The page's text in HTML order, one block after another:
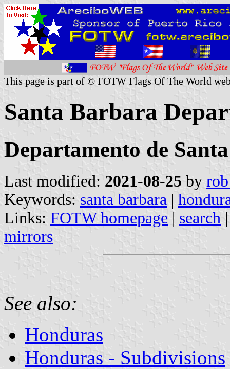
This page is part of © FOTW Flags Of The World
Santa Barbara
Departamento de
Last modified: 2021-08-25 by
Keywords: santa barbara |
Links: FOTW homepage | search
mirrors
See also:
Honduras
Honduras - Subdivisions